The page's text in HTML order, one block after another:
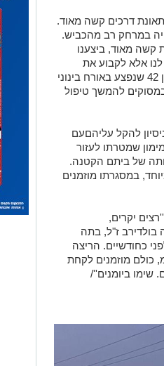
דרכים קשה מאוד.
במרחק רב מהכביש.
קשה מאוד, ביצענו
לנו אלא לקבוע את
מותה. ילד בן 9 שנפגע באורח קשה בראשו ובגפיים וגבר בן 42 שנפצע באורח בינוני
להמשך טיפול
להקל עליהםעם
שמטרתו לעזור
של ביתם הקטנה.
במסגרתו מוזמנים
יקרים,
של אווה בולדירב ז"ל, בתה
כחודשיים. הריצה
מוזמנים לקחת
שימו ביומנים''/